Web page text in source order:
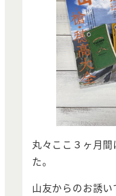
丸々ここ３ヶ月
た。
山友からのお誘